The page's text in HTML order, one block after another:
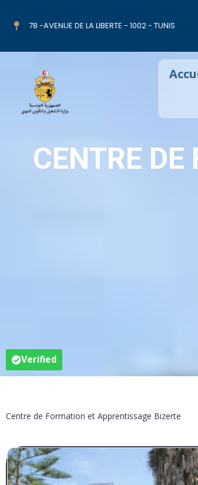
78 -AVENUE DE LA LIBERTE - 1002 - TUNIS
CENTRE
Verified
Centre de Formation et Apprentissage Bizerte